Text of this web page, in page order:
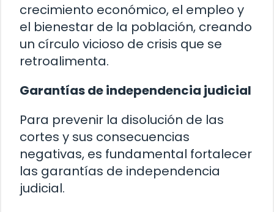
crecimiento económico, el empleo y
el bienestar de la población, creando
un círculo vicioso de crisis que se
retroalimenta.
Garantías de independencia judicial
Para prevenir la disolución de las
cortes y sus consecuencias
negativas, es fundamental fortalecer
las garantías de independencia
judicial.